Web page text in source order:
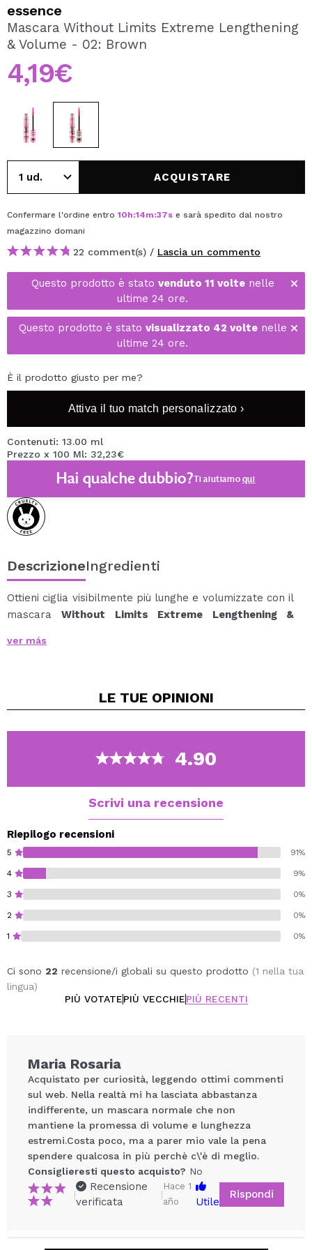
Creando un account su Maquibeauty.it potrai fare i tuoi
acquisti velocemente, controllare lo stato dei tuoi ordini e
CREARE UN ACCOUNT
essence
Mascara Without Limits Extreme Lengthening
& Volume - 02: Brown
4,19€
ACQUISTARE
Confermare l'ordine entro 10h:14m:37s e sarà spedito dal nostro
magazzino domani
22 comment(s) / Lascia un commento
Questo prodotto è stato venduto 11 voltenelle
ultime 24 ore.
Questo prodotto è stato visualizzato 42 voltenelle
ultime 24 ore.
È il prodotto giusto per me?
Attiva il tuo match personalizzato ›
Contenuti: 13.00 ml
Prezzo x 100 Ml: 32,23€
Hai qualche dubbio?Ti aiutiamoqui
DescrizioneIngredienti
Ottieni ciglia visibilmente più lunghe e volumizzate con il
mascaraWithout Limits Extreme Lengthening &
Questo
anche le ciglia più corte, offrendo di conseguenza uno
Oftalmologicamentetestato e adatto ai portatori di
ver más
LE TUE OPINIONI
4.90
Scrivi una recensione
Riepilogo recensioni
5 91%
4 9%
3 0%
2 0%
1 0%
Ci sono 22 recensione/i globali su questo prodotto (1 nella tua
lingua)
PIÙ VOTATEPIÙ VECCHIEPIÙ RECENTI
Condividi un video o una foto
Maria Rosaria
Acquistato per curiosità, leggendo ottimi commenti
sul web. Nella realtà mi ha lasciata abbastanza
indifferente, un mascara normale che non
mantiene la promessa di volume e lunghezza
estremi.Costa poco, ma a parer mio vale la pena
spendere qualcosa in più perchè c\'è di meglio.
Consiglieresti questo acquisto? No
|
Recensione
verificata
|
Hace 1
año
Utile
Rispondi